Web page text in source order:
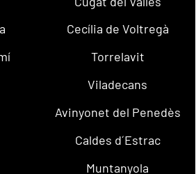
Cecília de Voltregà
Torrelavit
Viladecans
Avinyonet del Penedès
Caldes d´Estrac
Muntanyola